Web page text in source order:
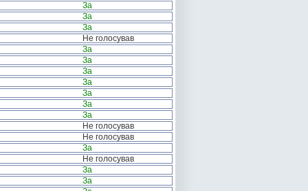
За
За
За
Не голосував
За
За
За
За
За
За
За
Не голосував
Не голосував
За
Не голосував
За
За